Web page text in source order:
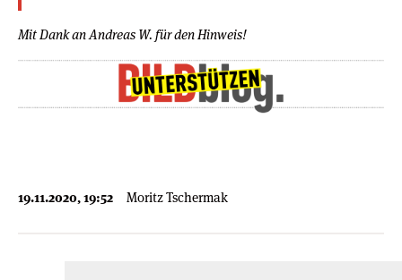
Mit Dank an Andreas W. für den Hinweis!
19.11.2020, 19:52 Moritz Tschermak